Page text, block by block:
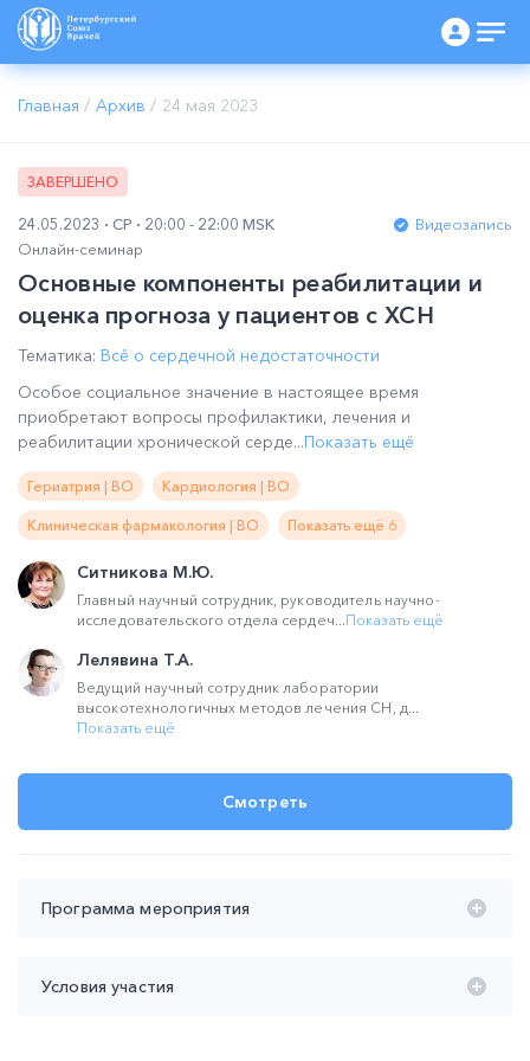
Главная / Архив / 24 мая 2023
ЗАВЕРШЕНО
24.05.2023 СР 20:00 - 22:00 MSK
Видеозапись
Онлайн-семинар
Основные компоненты реабилитации и
оценка прогноза у пациентов с ХСН
Тематика: Всё о сердечной недостаточности
Особое социальное значение в настоящее время
приобретают вопросы профилактики, лечения и
реабилитации хронической серде...Показать ещё
Гериатрия | ВО Кардиология | ВО
Клиническая фармакология | ВО Показать ещё 6
Ситникова М.Ю.
Главный научный сотрудник, руководитель научно-
исследовательского отдела сердеч...Показать ещё
Лелявина Т.А.
Ведущий научный сотрудник лаборатории
высокотехнологичных методов лечения СН, д...
Показать ещё
Смотреть
Программа мероприятия
Условия участия